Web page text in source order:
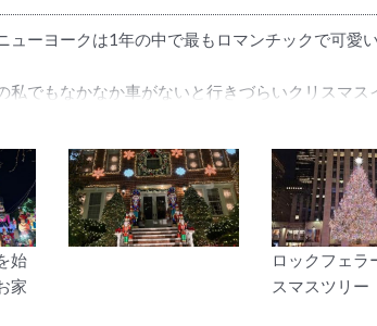
したら、ぜひ別の季節やツアーにもご参加くだ
ューヨークは1年の中で最もロマンチックで可愛
私でもなかなか車がないと行きづらいクリスマ
始
家
ロックフェラ
スマスツリー